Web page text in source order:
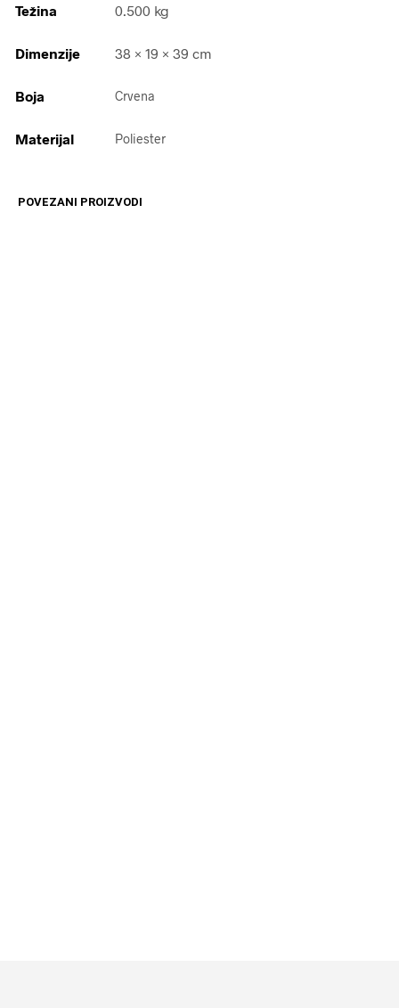
Težina 0.500 kg
Dimenzije 38 × 19 × 39 cm
Boja Crvena
Materijal Poliester
POVEZANI PROIZVODI